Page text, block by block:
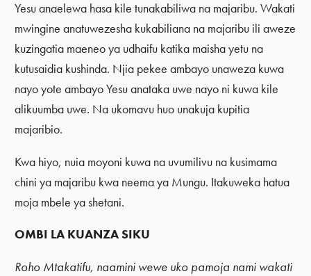
Yesu anaelewa hasa kile tunakabiliwa na majaribu. Wakati
mwingine anatuwezesha kukabiliana na majaribu ili aweze
kuzingatia maeneo ya udhaifu katika maisha yetu na
kutusaidia kushinda. Njia pekee ambayo unaweza kuwa
nayo yote ambayo Yesu anataka uwe nayo ni kuwa kile
alikuumba uwe. Na ukomavu huo unakuja kupitia
majaribio.
Kwa hiyo, nuia moyoni kuwa na uvumilivu na kusimama
chini ya majaribu kwa neema ya Mungu. Itakuweka hatua
moja mbele ya shetani.
OMBI LA KUANZA SIKU
Roho Mtakatifu, naamini wewe uko pamoja nami wakati